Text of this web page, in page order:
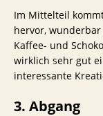
Im Mittelteil
hervor,
Kaffee- und
wirklich sehr gut
interessante
3. Abgang